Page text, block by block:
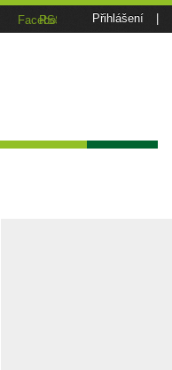
Přihlášení
Facebook
RSS